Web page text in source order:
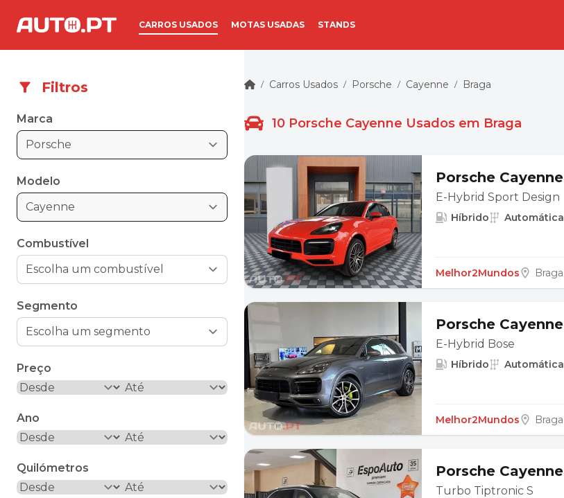
CARROS USADOS MOTAS USADAS STANDS
Filtros
Marca
Porsche
Modelo
Cayenne
Combustível
Segmento
Preço
Ano
Quilómetros
/ Carros Usados / Porsche / Cayenne / Braga
10 Porsche Cayenne Usados em Braga
Porsche Cayenne
E-Hybrid Sport Design
Híbrido Automática
Melhor2Mundos Braga
Porsche Cayenne
E-Hybrid Bose
Híbrido Automática
Melhor2Mundos Braga
Porsche Cayenne
Turbo Tiptronic S